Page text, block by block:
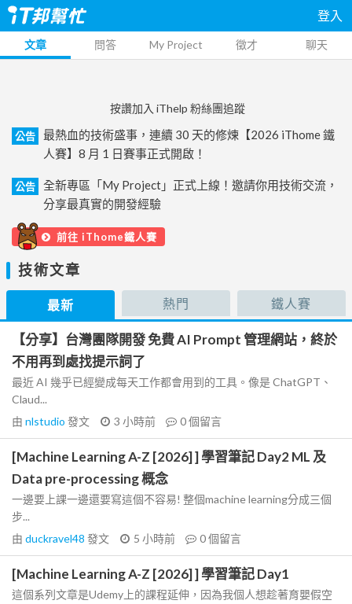
登入
文章 問答 My Project 徵才 聊天
按讚加入 iThelp 粉絲團追蹤
公告
最熱血的技術盛事，連續 30 天的修煉【2026 iThome 鐵
人賽】8 月 1 日賽事正式開啟！
公告
全新專區「My Project」正式上線！邀請你用技術交流，
分享最真實的開發經驗
前往 iThome鐵人賽
技術文章
最新 熱門 鐵人賽
【分享】台灣團隊開發 免費 AI Prompt 管理網站，終於
不用再到處找提示詞了
最近 AI 幾乎已經變成每天工作都會用到的工具。像是 ChatGPT、
Claud...
由 nlstudio 發文 3 小時前 0個留言
[Machine Learning A-Z [2026] ] 學習筆記 Day2 ML 及
Data pre-processing 概念
一邊要上課一邊還要寫這個不容易! 整個machine learning分成三個
步...
由 duckravel48 發文 5 小時前 0個留言
[Machine Learning A-Z [2026] ] 學習筆記 Day1
這個系列文章是Udemy上的課程延伸，因為我個人想趁著育嬰假空